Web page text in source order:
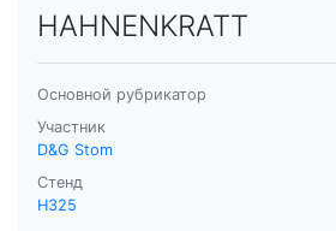
HAHNENKRATT
Основной рубрикатор
Участник
D&G Stom
Стенд
H325